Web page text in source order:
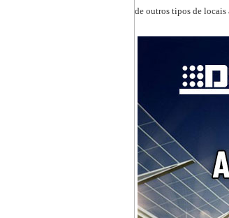
de outros tipos de